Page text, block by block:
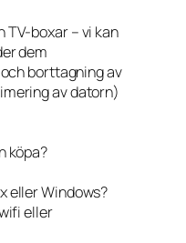
TV-boxar – vi kan
dem
borttagning av
av datorn)
köpa?
eller Windows?
eller